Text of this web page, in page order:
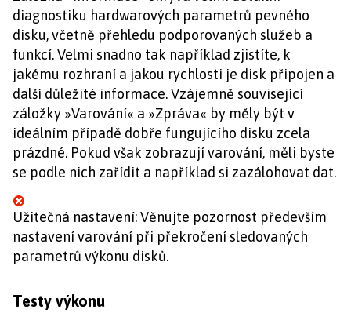
diagnostiku hardwarových parametrů pevného
disku, včetně přehledu podporovaných služeb a
funkcí. Velmi snadno tak například zjistíte, k
jakému rozhraní a jakou rychlosti je disk připojen a
další důležité informace. Vzájemně související
záložky »Varování« a »Zpráva« by měly být v
ideálním případě dobře fungujícího disku zcela
prázdné. Pokud však zobrazují varování, měli byste
se podle nich zařídit a například si zazálohovat dat.
Užitečná nastavení: Věnujte pozornost především
nastavení varování při překročení sledovaných
parametrů výkonu disků.
Testy výkonu